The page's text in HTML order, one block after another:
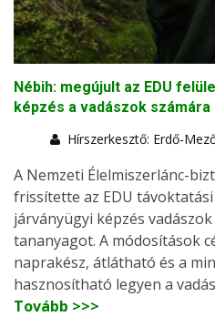
Nébih: megújult az EDU
képzés a vadászok számára
Hírszerkesztő: Erdő-
A Nemzeti Élelmiszerlánc-
frissítette az EDU
járványügyi képzés vadászok
tananyagot. A módosítások
naprakész, átlátható és a
hasznosítható legyen a
Tovább >>>